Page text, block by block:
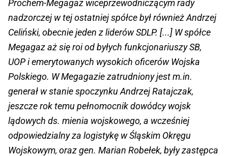
Prochem-Megagaz wiceprzewodniczącym rady
nadzorczej w tej ostatniej spółce był również Andrzej
Celiński, obecnie jeden z liderów SDLP. [...] W spółce
Megagaz aż się roi od byłych funkcjonariuszy SB,
UOP i emerytowanych wysokich oficerów Wojska
Polskiego. W Megagazie zatrudniony jest m.in.
generał w stanie spoczynku Andrzej Ratajczak,
jeszcze rok temu pełnomocnik dowódcy wojsk
lądowych ds. mienia wojskowego, a wcześniej
odpowiedzialny za logistykę w Śląskim Okręgu
Wojskowym, oraz gen. Marian Robełek, były zastępca